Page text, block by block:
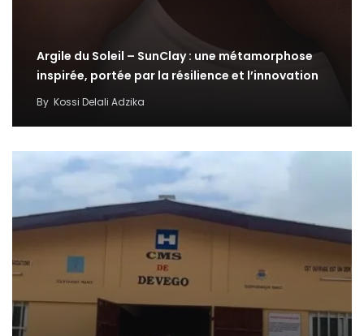
Argile du Soleil – SunClay : une métamorphose
inspirée, portée par la résilience et l’innovation
By Kossi Delali Adzika